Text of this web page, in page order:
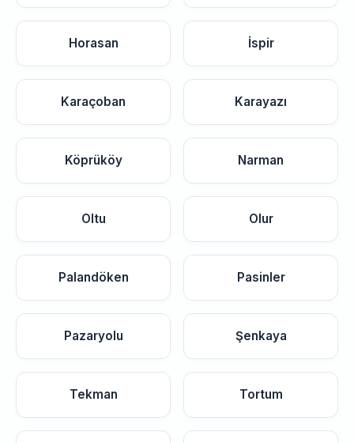
Horasan İspir
Karaçoban Karayazı
Köprüköy Narman
Oltu Olur
Palandöken Pasinler
Pazaryolu Şenkaya
Tekman Tortum